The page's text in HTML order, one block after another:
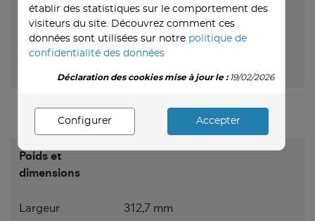
Durabilité
Conformité à la
Oui
durabilité
Poids et
dimensions
Largeur 312,7 mm
établir des statistiques sur le comportement des
visiteurs du site. Découvrez comment ces
données sont utilisées sur notre politique de
confidentialité des données
Déclaration des cookies mise à jour le :19/02/2026
Configurer Accepter